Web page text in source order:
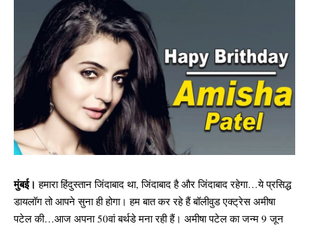
मुंबई।हमारा हिंदुस्तान जिंदाबाद था, जिंदाबाद है और जिंदाबाद रहेगा…ये प्रसिद्ध
डायलॉग तो आपने सुना ही होगा। हम बात कर रहे हैं बॉलीवुड एक्ट्रेस अमीषा
पटेल की…आज अपना 50वां बर्थडे मना रही हैं। अमीषा पटेल का जन्म 9 जून